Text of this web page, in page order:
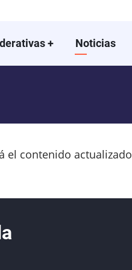
+ Noticias
el contenido actualizado